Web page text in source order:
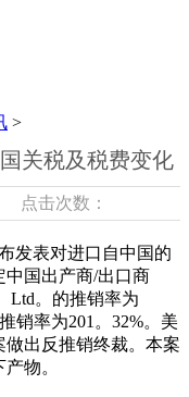
>
关税及税费变化
点击次数：
表对进口自中国的
国出产商/出口商
Ltd。的推销率为
销率为201。32%。美
做出反推销终裁。本案
物。